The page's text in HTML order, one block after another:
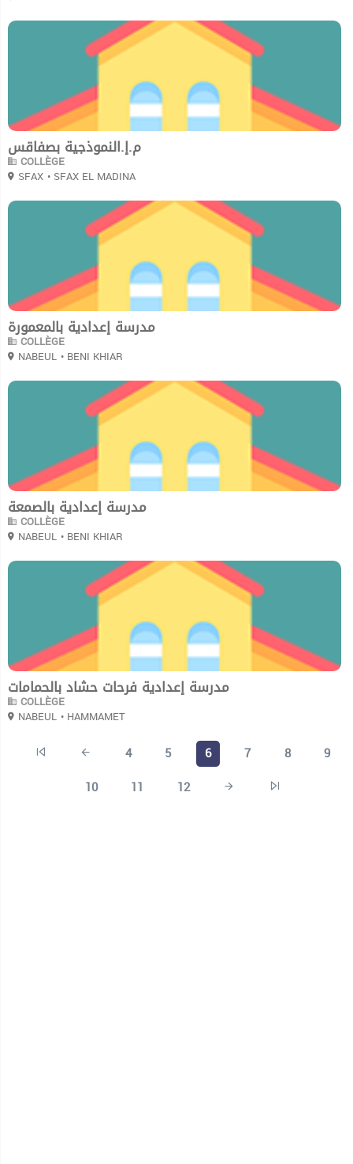
م.إ.النموذجية بصفاقس
COLLÈGE
SFAX • SFAX EL MADINA
مدرسة إعدادية بالمعمورة
COLLÈGE
NABEUL • BENI KHIAR
مدرسة إعدادية بالصمعة
COLLÈGE
NABEUL • BENI KHIAR
مدرسة إعدادية فرحات حشاد بالحمامات
COLLÈGE
NABEUL • HAMMAMET
4 5 6 7 8
9
10
11 12